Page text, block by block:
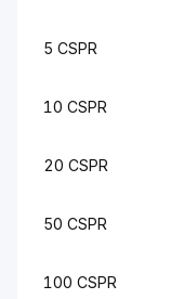
5 CSPR
10 CSPR
20 CSPR
50 CSPR
100 CSPR